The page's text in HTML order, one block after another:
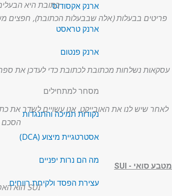
ארנק אקסודוס
ארנק טראסט
ארנק פנטום
מסחר למתחילים
נקודות תמיכה והתנגדות
אסטרטגיית מיצוע (DCA)
מה הם נרות יפניים
עצירת הפסד ולקיחת רווחים
כתובת היא
פריטים בבעלות (אלה שבבעלות הכתובת), חפצים
עסקאות נשלחות מכתובת לכתובת כדי לעדכן את ספר
לאחר שיש לנו את האובייקט, אנו עשויים לשדר את
הסכם
מטבע סואי - SUI
SUI הוא האסימון המקורי של הרשת, עם היצע כולל של 10 מיליארד.